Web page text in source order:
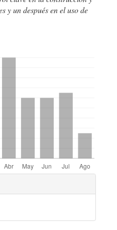
y un después en el uso de